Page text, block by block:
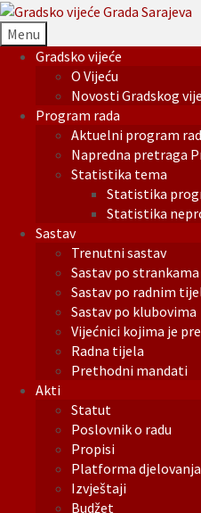
Menu
Gradsko vijeće
O Vijeću
Novosti Gradskog
Program rada
Aktuelni program
Napredna pretraga
Statistika tema
Statistika
Statistika
Sastav
Trenutni sastav
Sastav po strankama
Sastav po radnim
Sastav po klubovima
Vijećnici kojima je
Radna tijela
Prethodni mandati
Akti
Statut
Poslovnik o radu
Propisi
Platforma
Izvještaji
Budžet